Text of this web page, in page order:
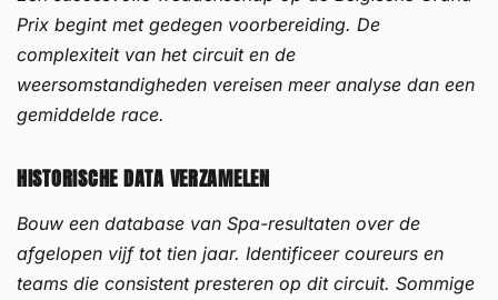
Prix begint met gedegen voorbereiding. De
complexiteit van het circuit en de
weersomstandigheden vereisen meer analyse dan een
gemiddelde race.
HISTORISCHE DATA VERZAMELEN
Bouw een database van Spa-resultaten over de
afgelopen vijf tot tien jaar. Identificeer coureurs en
teams die consistent presteren op dit circuit. Sommige